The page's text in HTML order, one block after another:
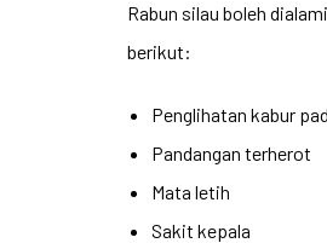
Rabun silau boleh
berikut:
Penglihatan kabur
Pandangan terherot
Mata letih
Sakit kepala